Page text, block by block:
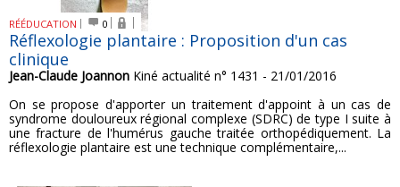
RÉÉDUCATION 0
Réflexologie plantaire : Proposition d'un cas
clinique
Jean-Claude Joannon Kiné actualité n° 1431 - 21/01/2016
On se propose d'apporter un traitement d'appoint à un cas de
syndrome douloureux régional complexe (SDRC) de type I suite à
une fracture de l'humérus gauche traitée orthopédiquement. La
réflexologie plantaire est une technique complémentaire,...